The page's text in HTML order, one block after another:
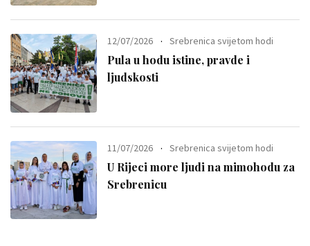
12/07/2026 Srebrenica svijetom hodi
Pula u hodu istine, pravde i
ljudskosti
11/07/2026 Srebrenica svijetom hodi
U Rijeci more ljudi na mimohodu za
Srebrenicu